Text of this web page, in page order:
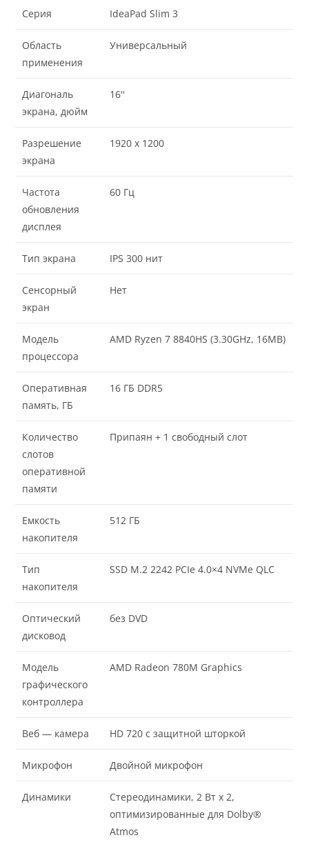
Серия IdeaPad Slim 3
Область
применения
Универсальный
Диагональ
экрана, дюйм
16''
Разрешение
экрана
1920 x 1200
Частота
обновления
дисплея
60 Гц
Тип экрана IPS 300 нит
Сенсорный
экран
Нет
Модель
процессора
AMD Ryzen 7 8840HS (3.30GHz, 16MB)
Оперативная
память, ГБ
16 ГБ DDR5
Количество
слотов
оперативной
памяти
Припаян + 1 свободный слот
Емкость
накопителя
512 ГБ
Тип
накопителя
SSD M.2 2242 PCIe 4.0×4 NVMe QLC
Оптический
дисковод
без DVD
Модель
графического
контроллера
AMD Radeon 780M Graphics
Веб — камера HD 720 с защитной шторкой
Микрофон Двойной микрофон
Динамики
Стереодинамики, 2 Вт x 2,
оптимизированные для Dolby®
Atmos